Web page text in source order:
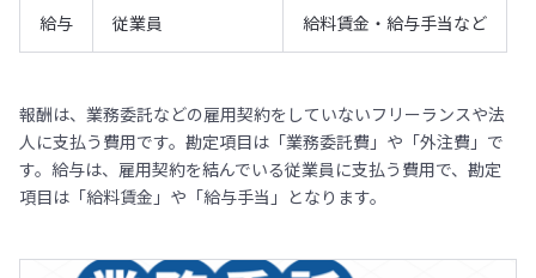
給与 従業員 給料賃金・給与手当など
報酬は、業務委託などの雇用契約をしていないフリーランスや法
人に支払う費用です。勘定項目は「業務委託費」や「外注費」で
す。給与は、雇用契約を結んでいる従業員に支払う費用で、勘定
項目は「給料賃金」や「給与手当」となります。